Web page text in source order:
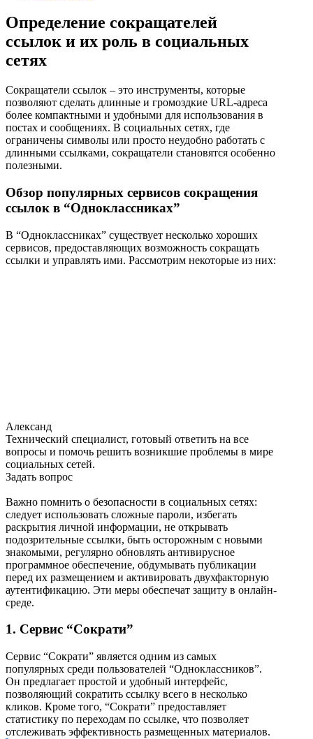
Определение сокращателей
ссылок и их роль в социальных
сетях
Сокращатели ссылок – это инструменты, которые
позволяют сделать длинные и громоздкие URL-адреса
более компактными и удобными для использования в
постах и сообщениях. В социальных сетях, где
ограничены символы или просто неудобно работать с
длинными ссылками, сокращатели становятся особенно
полезными.
Обзор популярных сервисов сокращения
ссылок в “Одноклассниках”
В “Одноклассниках” существует несколько хороших
сервисов, предоставляющих возможность сокращать
ссылки и управлять ими. Рассмотрим некоторые из них:
Александ
Технический специалист, готовый ответить на все
вопросы и помочь решить возникшие проблемы в мире
социальных сетей.
Задать вопрос
Важно помнить о безопасности в социальных сетях:
следует использовать сложные пароли, избегать
раскрытия личной информации, не открывать
подозрительные ссылки, быть осторожным с новыми
знакомыми, регулярно обновлять антивирусное
программное обеспечение, обдумывать публикации
перед их размещением и активировать двухфакторную
аутентификацию. Эти меры обеспечат защиту в онлайн-
среде.
1. Сервис “Сократи”
Сервис “Сократи” является одним из самых
популярных среди пользователей “Одноклассников”.
Он предлагает простой и удобный интерфейс,
позволяющий сократить ссылку всего в несколько
кликов. Кроме того, “Сократи” предоставляет
статистику по переходам по ссылке, что позволяет
отслеживать эффективность размещенных материалов.